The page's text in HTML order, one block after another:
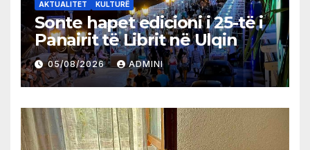
AKTUALITET KULTURË
Sonte hapet edicioni i 25-të i
Panairit të Librit në Ulqin
05/08/2026 ADMINI